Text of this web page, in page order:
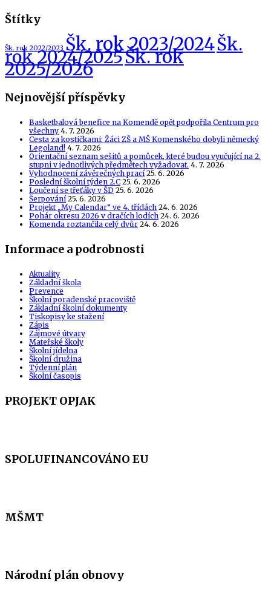
Štítky
Šk. rok 2022/2023 Šk. rok 2023/2024Šk.
rok 2024/2025Šk. rok
2025/2026
Nejnovější příspěvky
Basketbalová benefice na Komendě opět podpořila Centrum pro
všechny 4. 7. 2026
Cesta za kostičkami: Žáci ZŠ a MŠ Komenského dobyli německý
Legoland! 4. 7. 2026
Orientační seznam sešitů a pomůcek, které budou vyučující na 2.
stupni v jednotlivých předmětech vyžadovat. 4. 7. 2026
Vyhodnocení závěrečných prací 25. 6. 2026
Poslední školní týden 2.C 25. 6. 2026
Loučení se třeťáky v ŠD 25. 6. 2026
Šerpování 25. 6. 2026
Projekt „My Calendar“ ve 4. třídách 24. 6. 2026
Pohár okresu 2026 v dračích lodích 24. 6. 2026
Komenda roztančila celý dvůr 24. 6. 2026
Informace a podrobnosti
Aktuality
Základní škola
Prevence
Školní poradenské pracoviště
Základní školní dokumenty
Tiskopisy ke stažení
Zápis
Zájmové útvary
Mateřské školy
Školní jídelna
Školní družina
Týdenní plán
Školní časopis
PROJEKT OPJAK
SPOLUFINANCOVÁNO EU
MŠMT
Národní plán obnovy